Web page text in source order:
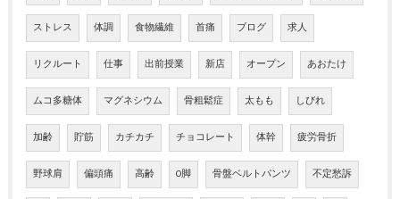
ストレス 体調 食物繊維 首痛 ブログ 求人
リクルート 仕事 出前授業 新店 オープン あおたけ
ムコ多糖体 マグネシウム 骨粗鬆症 太もも しびれ
加齢 貯筋 カチカチ チョコレート 体幹 疲労骨折
野球肩 偏頭痛 高齢 O脚 骨盤ベルトパンツ 不定愁訴